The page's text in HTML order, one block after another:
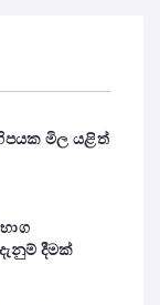
මිල යළිත්
දීමක්